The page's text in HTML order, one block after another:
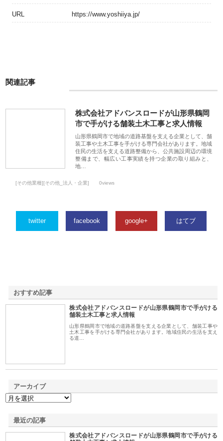
URL https://www.yoshiiya.jp/
関連記事
株式会社アドバンスロードが山形県鶴岡
市で手がける舗装土木工事と求人情報
山形県鶴岡市で地域の道路基盤を支える企業として、舗
装工事や土木工事を手がける専門会社があります。地域
住民の生活を支える道路整備から、公共施設周辺の環境
整備まで、幅広い工事実績を持つ企業の取り組みと、
地…
[その他業種][その他_法人・企業] 0views
twitter facebook google+ はてブ
おすすめ記事
株式会社アドバンスロードが山形県鶴岡市で手がける
舗装土木工事と求人情報
山形県鶴岡市で地域の道路基盤を支える企業として、舗装工事や
土木工事を手がける専門会社があります。地域住民の生活を支え
る道…
アーカイブ
最近の記事
株式会社アドバンスロードが山形県鶴岡市で手がける